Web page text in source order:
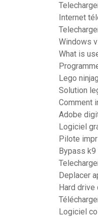
Internet
Windows
What is
Lego
Solution
Comment
Adobe
Logiciel
Pilote
Bypass
Deplacer
Hard drive
Logiciel